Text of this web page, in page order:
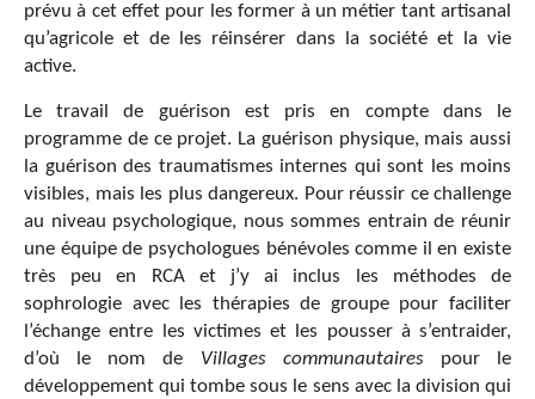
prévu à cet effet pour les former à un métier tant artisanal
qu’agricole et de les réinsérer dans la société et la vie
active.
Le travail de guérison est pris en compte dans le
programme de ce projet. La guérison physique, mais aussi
la guérison des traumatismes internes qui sont les moins
visibles, mais les plus dangereux. Pour réussir ce challenge
au niveau psychologique, nous sommes entrain de réunir
une équipe de psychologues bénévoles comme il en existe
très peu en RCA et j’y ai inclus les méthodes de
sophrologie avec les thérapies de groupe pour faciliter
l’échange entre les victimes et les pousser à s’entraider,
d’où le nom de Villages communautaires pour le
développement qui tombe sous le sens avec la division qui